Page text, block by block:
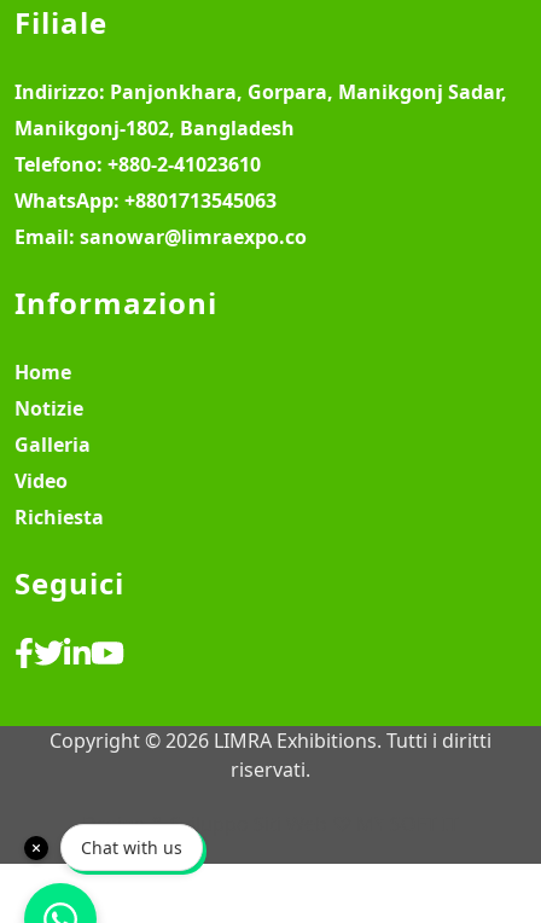
Filiale
Indirizzo: Panjonkhara, Gorpara, Manikgonj Sadar,
Manikgonj-1802, Bangladesh
Telefono: +880-2-41023610
WhatsApp: +8801713545063
Email: sanowar@limraexpo.co
Informazioni
Home
Notizie
Galleria
Video
Richiesta
Seguici
Copyright © 2026 LIMRA Exhibitions. Tutti i diritti
riservati.
Design & Sviluppo Siti Web ♡
Chat with us